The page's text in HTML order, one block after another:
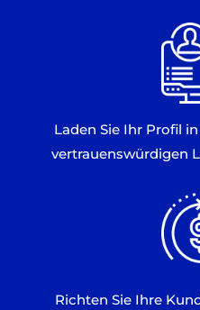
Laden Sie Ihr Profil
vertrauenswürdigen
Richten Sie Ihre